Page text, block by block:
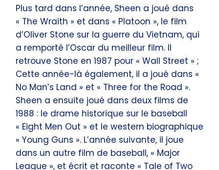
Plus tard dans l’année, Sheen a joué dans
« The Wraith » et dans « Platoon », le film
d’Oliver Stone sur la guerre du Vietnam, qui
a remporté l’Oscar du meilleur film. Il
retrouve Stone en 1987 pour « Wall Street » ;
Cette année-là également, il a joué dans «
No Man’s Land » et « Three for the Road ».
Sheen a ensuite joué dans deux films de
1988 : le drame historique sur le baseball
« Eight Men Out » et le western biographique
« Young Guns ». L’année suivante, il joue
dans un autre film de baseball, « Major
League », et écrit et raconte « Tale of Two